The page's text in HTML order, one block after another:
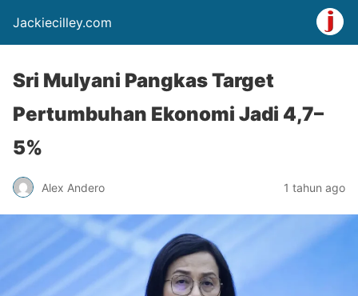
Jackiecilley.com
Sri Mulyani Pangkas Target
Pertumbuhan Ekonomi Jadi 4,7–
5%
Alex Andero 1 tahun ago